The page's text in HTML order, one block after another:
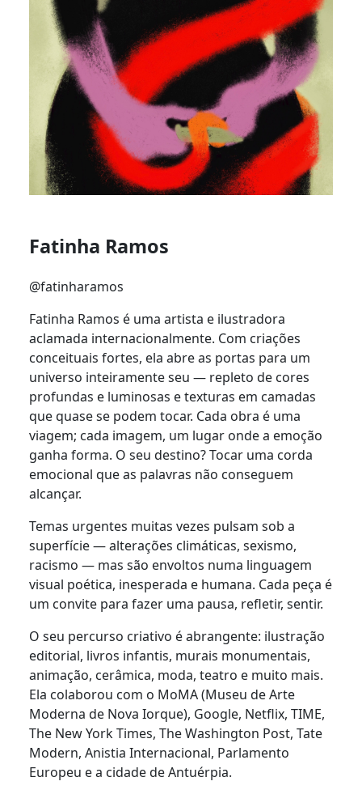
Fatinha Ramos
@fatinharamos
Fatinha Ramos é uma artista e ilustradora
aclamada internacionalmente. Com criações
conceituais fortes, ela abre as portas para um
universo inteiramente seu — repleto de cores
profundas e luminosas e texturas em camadas
que quase se podem tocar. Cada obra é uma
viagem; cada imagem, um lugar onde a emoção
ganha forma. O seu destino? Tocar uma corda
emocional que as palavras não conseguem
alcançar.
Temas urgentes muitas vezes pulsam sob a
superfície — alterações climáticas, sexismo,
racismo — mas são envoltos numa linguagem
visual poética, inesperada e humana. Cada peça é
um convite para fazer uma pausa, refletir, sentir.
O seu percurso criativo é abrangente: ilustração
editorial, livros infantis, murais monumentais,
animação, cerâmica, moda, teatro e muito mais.
Ela colaborou com o MoMA (Museu de Arte
Moderna de Nova Iorque), Google, Netflix, TIME,
The New York Times, The Washington Post, Tate
Modern, Anistia Internacional, Parlamento
Europeu e a cidade de Antuérpia.